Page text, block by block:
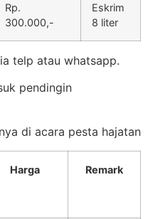
Rp.
300.000,-
Eskrim
8 liter
telp atau whatsapp.
di acara pesta hajatan
Harga Remark